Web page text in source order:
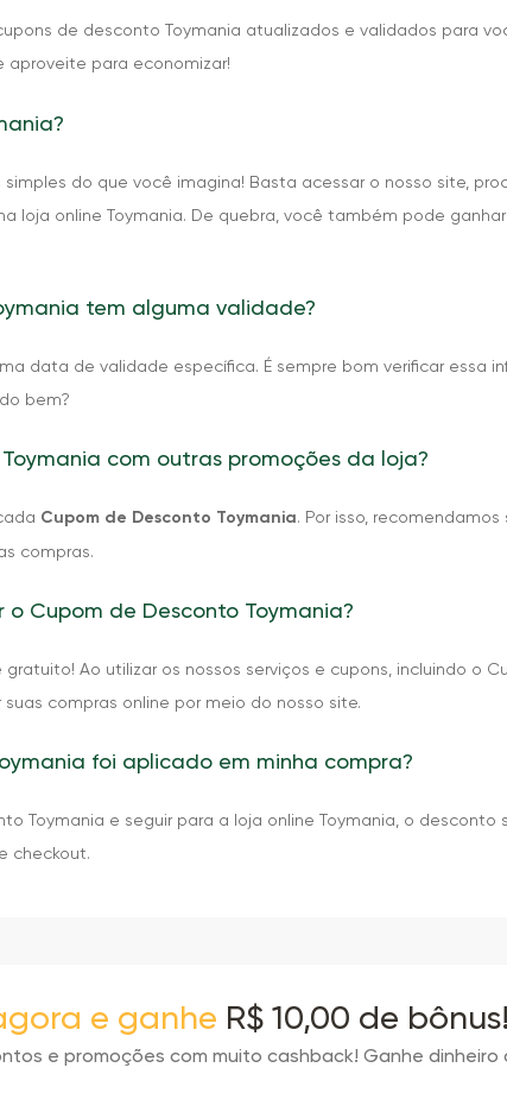
de desconto Toymania atualizados e validados para
aproveite para economizar!
do que você imagina! Basta acessar o nosso site,
loja online Toymania. De quebra, você também pode
tem alguma validade?
data de validade específica. É sempre bom verificar essa
bem?
com outras promoções da loja?
Cupom de Desconto Toymania. Por isso,
compras.
Cupom de Desconto Toymania?
Ao utilizar os nossos serviços e cupons, incluindo o
compras online por meio do nosso site.
foi aplicado em minha compra?
Toymania e seguir para a loja online Toymania, o
checkout.
e ganhe R$ 10,00 de bônus!
e promoções com muito cashback! Ganhe dinheiro